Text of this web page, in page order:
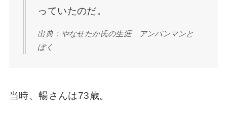
っていたのだ。
出典：やなせたか氏の生涯 アンパンマンと
ぼく
当時、暢さんは73歳。